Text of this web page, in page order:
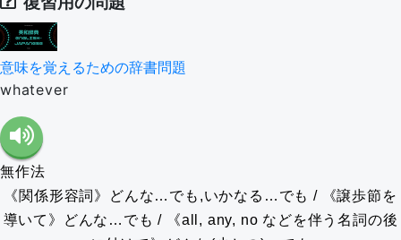
意味を覚えるための辞書問題
whatever
無作法
《関係形容詞》どんな…でも,いかなる…でも / 《譲歩節を
導いて》どんな…でも / 《all, any, no などを伴う名詞の後